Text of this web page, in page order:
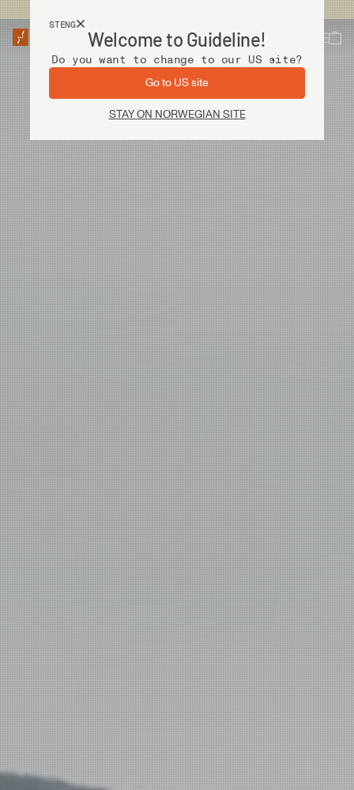
STENG
Welcome to Guideline!
Do you want to change to our US site?
Go to US site
STAY ON NORWEGIAN SITE